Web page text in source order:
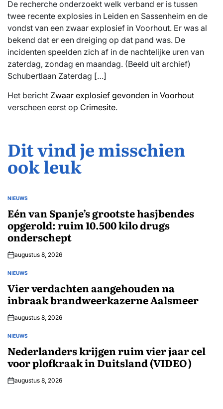
De recherche onderzoekt welk verband er is tussen
twee recente explosies in Leiden en Sassenheim en de
vondst van een zwaar explosief in Voorhout. Er was al
bekend dat er een dreiging op dat pand was. De
incidenten speelden zich af in de nachtelijke uren van
zaterdag, zondag en maandag. (Beeld uit archief)
Schubertlaan Zaterdag […]
Het bericht Zwaar explosief gevonden in Voorhout
verscheen eerst op Crimesite.
Dit vind je misschien
ook leuk
GEPLAATST
NIEUWS
Eén van Spanje’s grootste hasjbendes
opgerold: ruim 10.500 kilo drugs
onderschept
augustus 8, 2026
GEPLAATST
NIEUWS
Vier verdachten aangehouden na
inbraak brandweerkazerne Aalsmeer
augustus 8, 2026
GEPLAATST
NIEUWS
Nederlanders krijgen ruim vier jaar cel
voor plofkraak in Duitsland (VIDEO)
augustus 8, 2026